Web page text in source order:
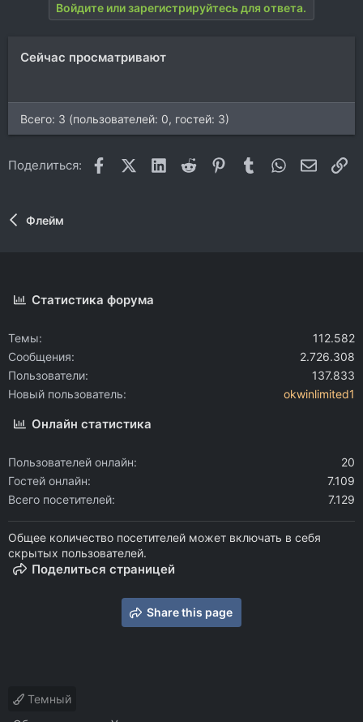
Войдите или зарегистрируйтесь для ответа.
Сейчас просматривают
Всего: 3 (пользователей: 0, гостей: 3)
Поделиться: FacebookX (Twitter)
LinkedIn
Reddit Pinterest
Tumblr WhatsApp
Флейм
Статистика форума
Темы
112.582
Сообщения
2.726.308
Пользователи
137.833
Новый пользователь
okwinlimited1
Онлайн статистика
Пользователей онлайн
20
Гостей онлайн
7.109
Всего посетителей
7.129
Общее количество посетителей может включать в себя
скрытых пользователей.
Поделиться страницей
Share this page
Темный